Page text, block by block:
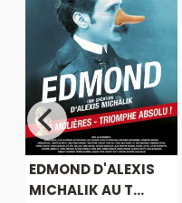
EDMOND D'ALEXIS
MICHALIK AU T...